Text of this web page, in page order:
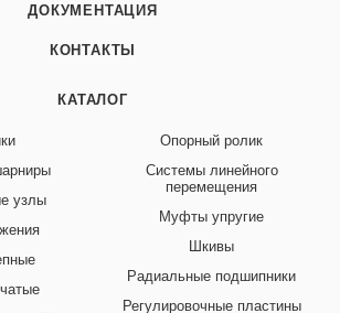
ДОКУМЕНТАЦИЯ
КОНТАКТЫ
КАТАЛОГ
узлы
Опорный ролик
Системы линейного
перемещения
Муфты упругие
Шкивы
Радиальные подшипники
Регулировочные пластины